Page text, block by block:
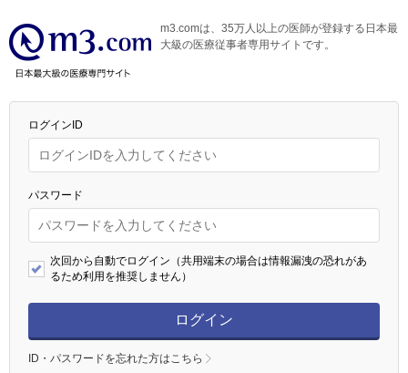
m3.comは、35万人以上の医師が登録する日本最
大級の医療従事者専用サイトです。
ログインID
パスワード
次回から自動でログイン（共用端末の場合は情報漏洩の恐れがあ
るため利用を推奨しません）
ログイン
ID・パスワードを忘れた方はこちら